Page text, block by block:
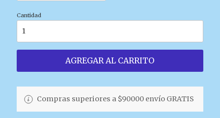
Cantidad
AGREGAR AL CARRITO
Compras superiores a $90000 envío GRATIS